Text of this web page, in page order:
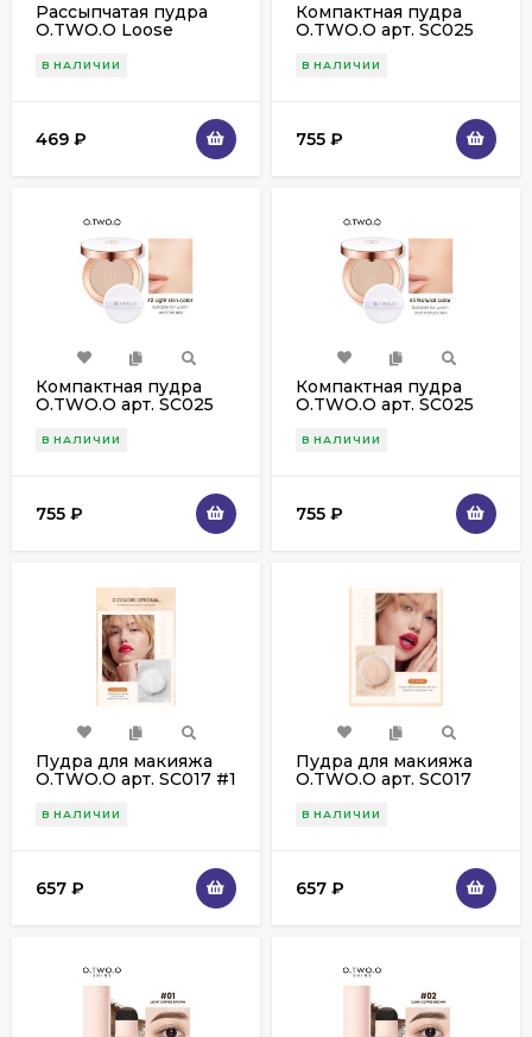
Рассыпчатая пудра
O.TWO.O Loose
В НАЛИЧИИ
469 ₽
Компактная пудра
O.TWO.O арт. SC025
В НАЛИЧИИ
755 ₽
Компактная пудра
O.TWO.O арт. SC025
В НАЛИЧИИ
755 ₽
Компактная пудра
O.TWO.O арт. SC025
В НАЛИЧИИ
755 ₽
Пудра для макияжа
O.TWO.O арт. SС017 #1
В НАЛИЧИИ
657 ₽
Пудра для макияжа
O.TWO.O арт. SС017
В НАЛИЧИИ
657 ₽